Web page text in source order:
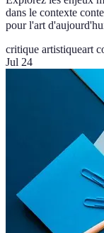
dans le contexte
pour l'art
critique artistiqueart
Jul 24